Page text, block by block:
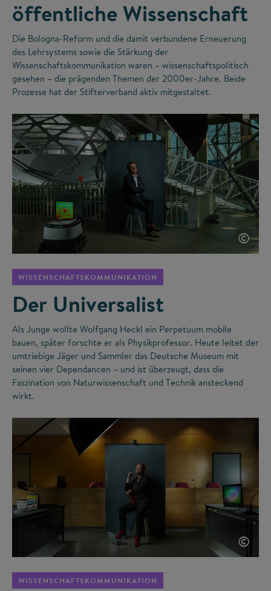
öffentliche Wissenschaft
Die Bologna-Reform und die damit verbundene Erneuerung
des Lehrsystems sowie die Stärkung der
Wissenschaftskommunikation waren – wissenschaftspolitisch
gesehen – die prägenden Themen der 2000er-Jahre. Beide
Prozesse hat der Stifterverband aktiv mitgestaltet.
©
WISSENSCHAFTSKOMMUNIKATION
Der Universalist
Als Junge wollte Wolfgang Heckl ein Perpetuum mobile
bauen, später forschte er als Physikprofessor. Heute leitet der
umtriebige Jäger und Sammler das Deutsche Museum mit
seinen vier Dependancen – und ist überzeugt, dass die
Faszination von Naturwissenschaft und Technik ansteckend
wirkt.
©
WISSENSCHAFTSKOMMUNIKATION